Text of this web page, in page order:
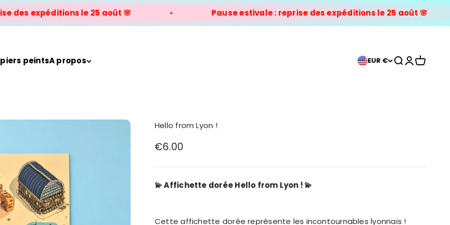
expéditions le 25 août 🌸 Pause estivale : reprise des expéditions le 25 août 🌸
peintsA propos EUR € Ouvrir la
Ouvrir le
Voir le
Hello from Lyon !
Prix de vente
€6.00
💫Affichette dorée Hello from Lyon ! 💫
Cette affichette dorée représente les incontournables lyonnais !